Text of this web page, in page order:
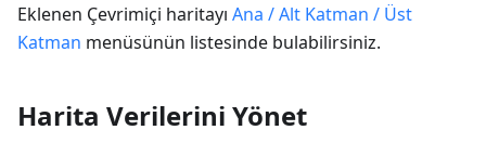
Eklenen Çevrimiçi haritayı Ana / Alt Katman / Üst
Katman menüsünün listesinde bulabilirsiniz.
Harita Verilerini Yönet